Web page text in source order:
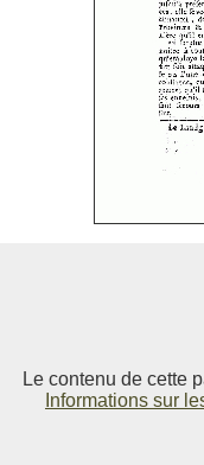
Le contenu de cette
Informations sur